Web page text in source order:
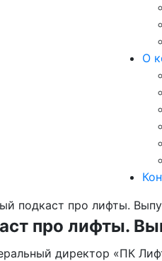
О
подкаст про лифты.
про лифты.
директор «ПК